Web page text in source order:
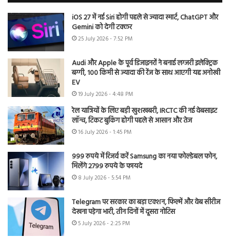
iOS 27 में नई Siri होगी पहले से ज्यादा स्मार्ट, ChatGPT और
Gemini को देगी टक्कर
25 July 2026 - 7:52 PM
Audi और Apple के पूर्व डिजाइनरों ने बनाई लग्जरी इलेक्ट्रिक
बग्गी, 100 किमी से ज्यादा की रेंज के साथ आएगी यह अनोखी
EV
19 July 2026 - 4:48 PM
रेल यात्रियों के लिए बड़ी खुशखबरी, IRCTC की नई वेबसाइट
लॉन्च, टिकट बुकिंग होगी पहले से आसान और तेज
16 July 2026 - 1:45 PM
999 रुपये में रिजर्व करें Samsung का नया फोल्डेबल फोन,
मिलेंगे 2799 रुपये के फायदे
8 July 2026 - 5:54 PM
Telegram पर सरकार का बड़ा एक्शन, फिल्में और वेब सीरीज
देखना पड़ेगा भारी, तीन दिनों में दूसरा नोटिस
5 July 2026 - 2:25 PM